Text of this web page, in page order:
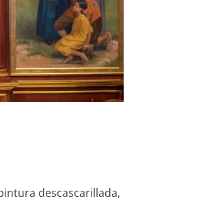
descascarillada,